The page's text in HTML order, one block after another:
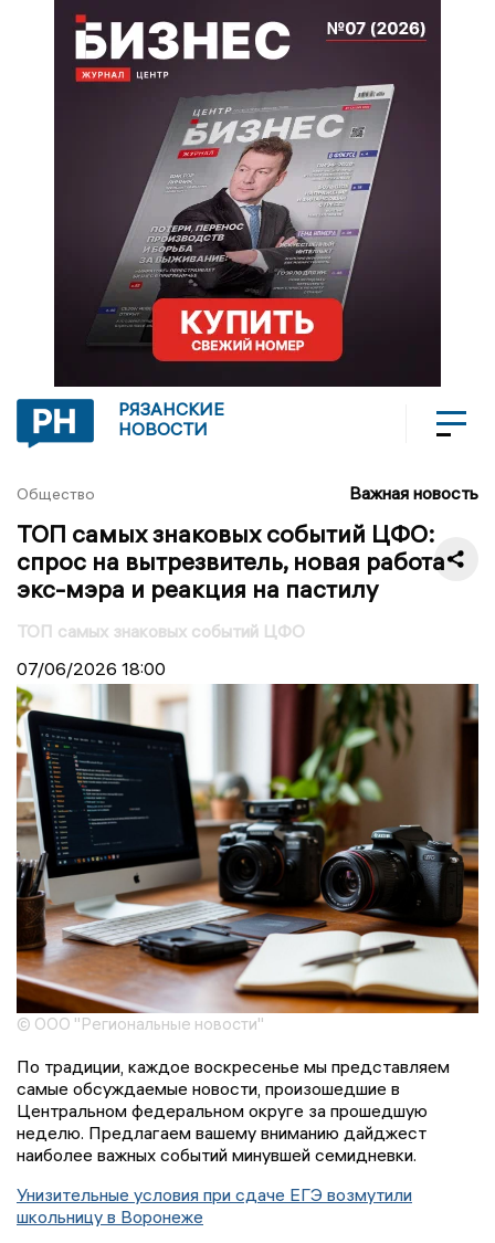
РЯЗАНСКИЕ
НОВОСТИ
Общество Важная новость
ТОП самых знаковых событий ЦФО:
спрос на вытрезвитель, новая работа
экс-мэра и реакция на пастилу
ТОП самых знаковых событий ЦФО
07/06/2026 18:00
© ООО "Региональные новости"
По традиции, каждое воскресенье мы представляем
самые обсуждаемые новости, произошедшие в
Центральном федеральном округе за прошедшую
неделю. Предлагаем вашему вниманию дайджест
наиболее важных событий минувшей семидневки.
Унизительные условия при сдаче ЕГЭ возмутили
школьницу в Воронеже